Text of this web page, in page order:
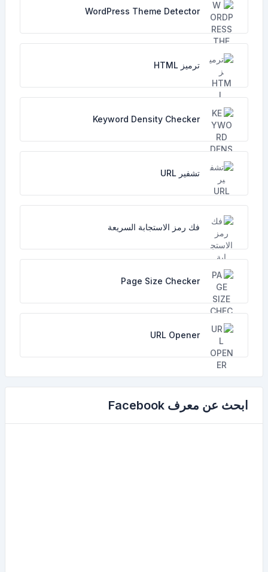
WordPress Theme Detector
ترميز HTML
Keyword Density Checker
تشفير URL
فك رمز الاستجابة السريعة
Page Size Checker
URL Opener
ابحث عن معرف Facebook